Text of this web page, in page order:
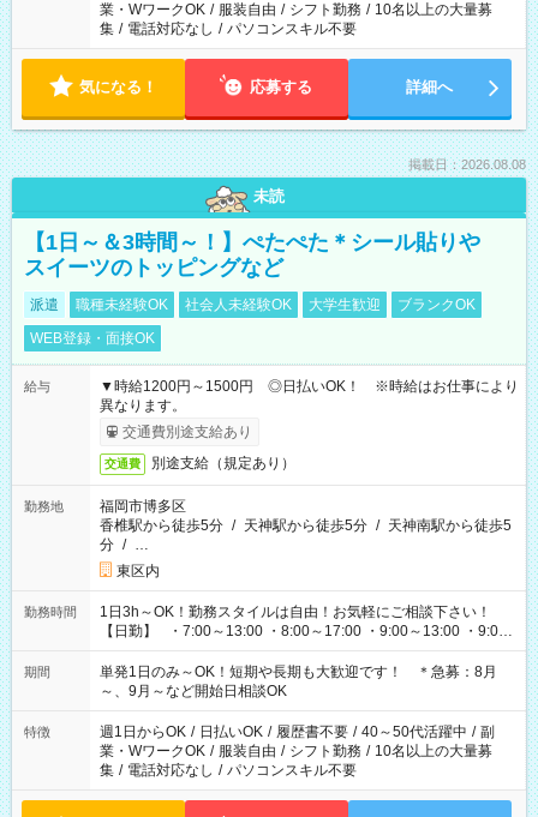
業・WワークOK / 服装自由 / シフト勤務 / 10名以上の大量募
集 / 電話対応なし / パソコンスキル不要
気になる！ 応募する 詳細へ
掲載日：2026.08.08
未読
【1日～＆3時間～！】ぺたぺた＊シール貼りや
スイーツのトッピングなど
派遣 職種未経験OK 社会人未経験OK 大学生歓迎
ブランクOK
WEB登録・面接OK
給与
▼時給1200円～1500円 ◎日払いOK！ ※時給はお仕事により
異なります。
交通費別途支給あり
交通費 別途支給（規定あり）
勤務地
福岡市博多区
香椎駅から徒歩5分 / 天神駅から徒歩5分 / 天神南駅から徒歩5
分 / …
東区内
勤務時間
1日3h～OK！勤務スタイルは自由！お気軽にご相談下さい！
【日勤】 ・7:00～13:00 ・8:00～17:00 ・9:00～13:00 ・9:00
～18:00 ・10:00～19:00 ・13:00～18:00 ・15:00～20:00 ・
16:00～19:00 【夜勤】 ・17:00～21:00 ・18:00～23:00 ・
21:00～翌6:00 ・23:00～翌8:00 など（他時間多数あり！）
期間
単発1日のみ～OK！短期や長期も大歓迎です！ ＊急募：8月
～、9月～など開始日相談OK
特徴 週1日からOK / 日払いOK / 履歴書不要 / 40～50代活躍中 / 副
業・WワークOK / 服装自由 / シフト勤務 / 10名以上の大量募
集 / 電話対応なし / パソコンスキル不要